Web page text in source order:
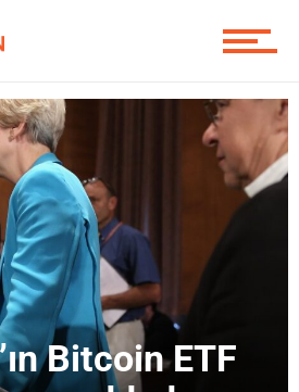
Bitcoin ETF